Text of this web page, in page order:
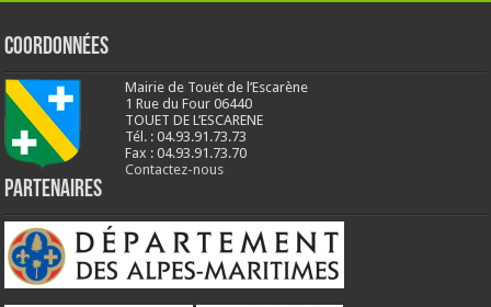
Coordonnées
Mairie de Touët de l’Escarène
1 Rue du Four 06440
TOUET DE L’ESCARENE
Tél. : 04.93.91.73.73
Fax : 04.93.91.73.70
Contactez-nous
Partenaires